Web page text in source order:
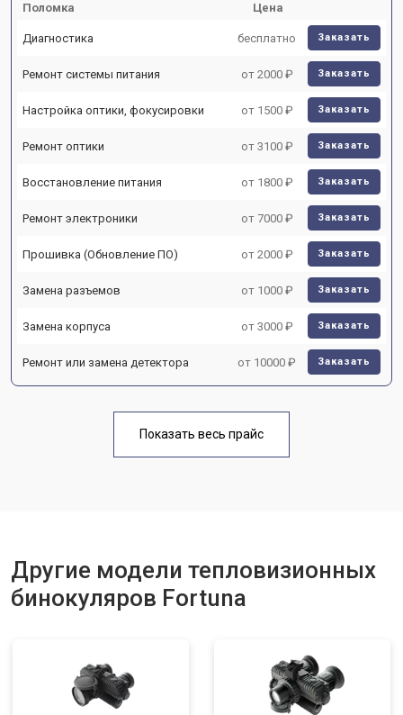
Поломка Цена
Диагностика бесплатно Заказать
Ремонт системы питания от 2000 ₽ Заказать
Настройка оптики, фокусировки от 1500 ₽ Заказать
Ремонт оптики от 3100 ₽ Заказать
Восстановление питания от 1800 ₽ Заказать
Ремонт электроники от 7000 ₽ Заказать
Прошивка (Обновление ПО) от 2000 ₽ Заказать
Замена разъемов от 1000 ₽ Заказать
Замена корпуса от 3000 ₽ Заказать
Ремонт или замена детектора от 10000 ₽ Заказать
Показать весь прайс
Другие модели тепловизионных
бинокуляров Fortuna